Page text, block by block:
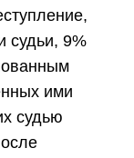
судьи, 9%
ими
судью